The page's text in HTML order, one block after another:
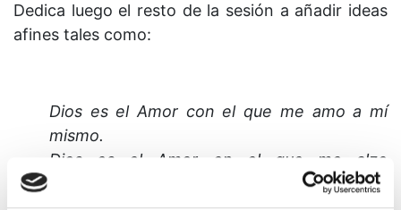
Dedica luego el resto de la sesión a añadir ideas
afines tales como:
Dios es el Amor con el que me amo a mí
mismo.
Dios es el Amor en el que me alzo